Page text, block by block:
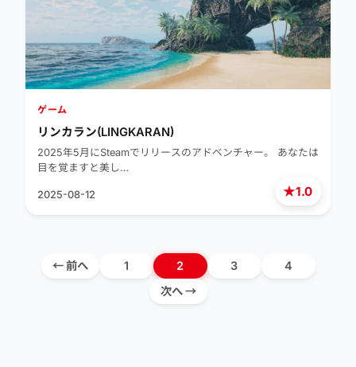
★1.0
ゲーム
リンカラン(LINGKARAN)
2025年5月にSteamでリリースのアドベンチャー。 あなたは
目を覚ますと美し…
2025-08-12
← 前へ 1 2 3
4
次へ →